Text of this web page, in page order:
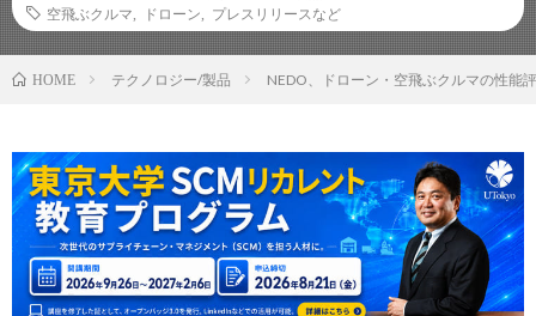
空飛ぶクルマ
ドローン プレスリリースなど
HOME テクノロジー/製品 NEDO、ドローン・空飛ぶクルマの性能